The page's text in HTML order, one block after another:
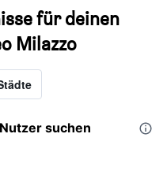
für deinen
Milazzo
suchen